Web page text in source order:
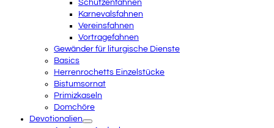
Schützenfahnen
Karnevalsfahnen
Vereinsfahnen
Vortragefahnen
Gewänder für liturgische Dienste
Basics
Herrenrochetts Einzelstücke
Bistumsornat
Primizkaseln
Domchöre
Devotionalien